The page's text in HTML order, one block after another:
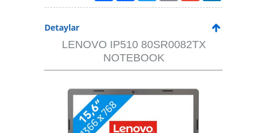
Detaylar
LENOVO IP510 80SR0082TX
NOTEBOOK